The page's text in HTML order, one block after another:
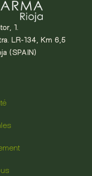
1.
LR-134, Km 6,5
(SPAIN)